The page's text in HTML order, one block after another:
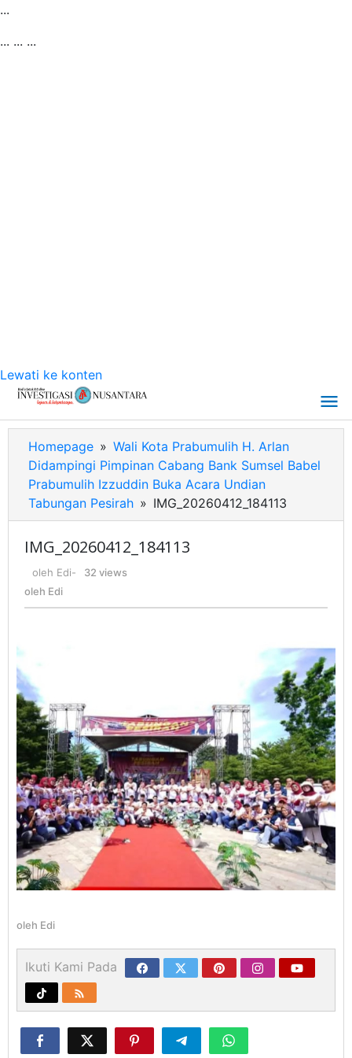
...
... ... ...
Lewati ke konten
Homepage » Wali Kota Prabumulih H. Arlan
Didampingi Pimpinan Cabang Bank Sumsel Babel
Prabumulih Izzuddin Buka Acara Undian
Tabungan Pesirah » IMG_20260412_184113
IMG_20260412_184113
oleh Edi-
32 views
oleh Edi
oleh Edi
Ikuti Kami Pada